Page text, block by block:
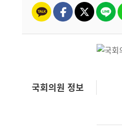
국회의원 정보